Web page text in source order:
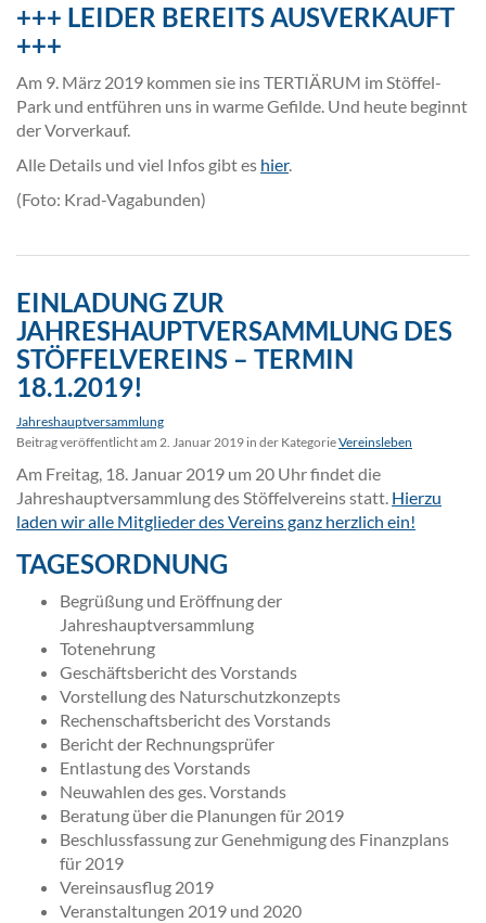
+++ LEIDER BEREITS AUSVERKAUFT
+++
Am 9. März 2019 kommen sie ins TERTIÄRUM im Stöffel-
Park und entführen uns in warme Gefilde. Und heute beginnt
der Vorverkauf.
Alle Details und viel Infos gibt es hier.
(Foto: Krad-Vagabunden)
EINLADUNG ZUR
JAHRESHAUPTVERSAMMLUNG DES
STÖFFELVEREINS – TERMIN
18.1.2019!
Jahreshauptversammlung
Beitrag veröffentlicht am 2. Januar 2019 in der KategorieVereinsleben
Am Freitag, 18. Januar 2019 um 20 Uhr findet die
Jahreshauptversammlung des Stöffelvereins statt. Hierzu
laden wir alle Mitglieder des Vereins ganz herzlich ein!
TAGESORDNUNG
Begrüßung und Eröffnung der
Jahreshauptversammlung
Totenehrung
Geschäftsbericht des Vorstands
Vorstellung des Naturschutzkonzepts
Rechenschaftsbericht des Vorstands
Bericht der Rechnungsprüfer
Entlastung des Vorstands
Neuwahlen des ges. Vorstands
Beratung über die Planungen für 2019
Beschlussfassung zur Genehmigung des Finanzplans
für 2019
Vereinsausflug 2019
Veranstaltungen 2019 und 2020